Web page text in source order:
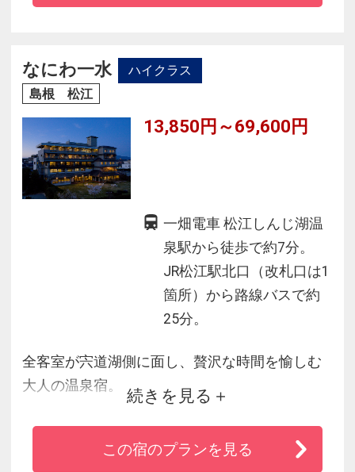
わりが光る
山陰の和食会席をお楽しみください。
なにわ一水
ハイクラス
島根 松江
13,850円～69,600円
一畑電車 松江しんじ湖温
泉駅から徒歩で約7分。
JR松江駅北口（改札口は1
箇所）から路線バスで約
25分。
全客室が宍道湖側に面し、贅沢な時間を愉しむ
大人の温泉宿。
２０２１年１２月に全面リニューアルオープン
し、お食事会場は全て個室とし、
露天風呂または展望風呂付やバリアフリーデザ
続きを見る
この宿のプランを見る